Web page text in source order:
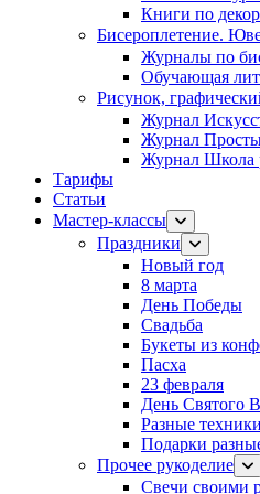
Книги по
Бисероплетение.
Журналы по
Обучающая
Рисунок,
Журнал
Журнал
Журнал Школа
Тарифы
Статьи
Мастер-классы
Праздники
Новый год
8 марта
День Победы
Свадьба
Букеты из
Пасха
23 февраля
День Святого
Разные техники
Подарки
Прочее рукоделие
Свечи своими